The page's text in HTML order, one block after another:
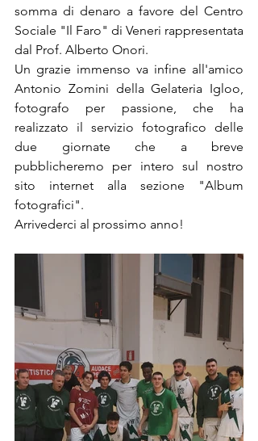
somma di denaro a favore del Centro
Sociale "Il Faro" di Veneri rappresentata
dal Prof. Alberto Onori.
Un grazie immenso va infine all'amico
Antonio Zomini della Gelateria Igloo,
fotografo per passione, che ha
realizzato il servizio fotografico delle
due giornate che a breve
pubblicheremo per intero sul nostro
sito internet alla sezione "Album
fotografici".
Arrivederci al prossimo anno!